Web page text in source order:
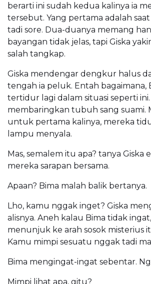
berarti ini sudah kedua kalinya ia
tersebut. Yang pertama adalah
tadi sore. Dua-duanya memang
bayangan tidak jelas, tapi Giska
salah tangkap.
Giska mendengar dengkur halus
tengah ia peluk. Entah bagaimana,
tertidur lagi dalam situasi seperti
membaringkan tubuh sang suami.
untuk pertama kalinya, mereka
lampu menyala.
Mas, semalem itu apa? tanya Giska
mereka sarapan bersama.
Apaan? Bima malah balik bertanya.
Lho, kamu nggak inget? Giska
alisnya. Aneh kalau Bima tidak
menunjuk ke arah sosok misterius
Kamu mimpi sesuatu nggak tadi
Bima mengingat-ingat sebentar.
Mimpi lihat apa, gitu?